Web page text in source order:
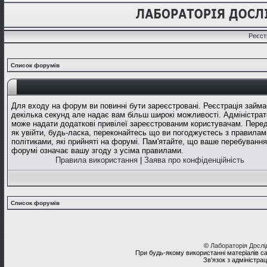
Список форумів
Для входу на форум ви повинні бути зареєстровані. Реєстрація
декілька секунд але надає вам більш широкі можливості.
може надати додаткові привілеї зареєстрованим користувачам.
як увійти, будь-ласка, переконайтесь що ви погоджуєтесь з
політиками, які прийняті на форумі. Пам'ятайте, що ваше
форумі означає вашу згоду з усіма правилами.
Правила використання
Заява про конфіденційність
Список форумів
© Лабораторія
При будь-якому використанні матеріалів
Зв'язок з